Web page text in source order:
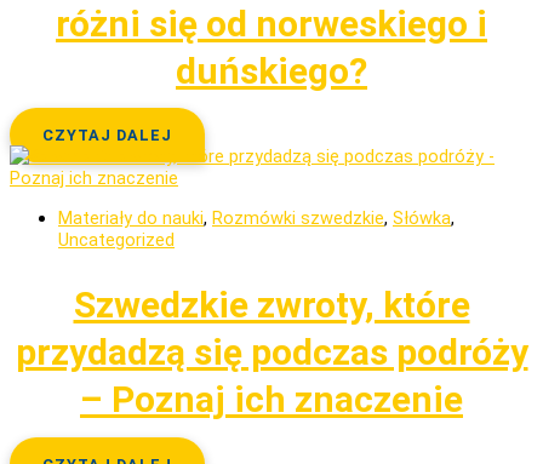
różni się od norweskiego i
duńskiego?
CZYTAJ DALEJ
Materiały do nauki, Rozmówki szwedzkie, Słówka,
Uncategorized
Szwedzkie zwroty, które
przydadzą się podczas podróży
– Poznaj ich znaczenie